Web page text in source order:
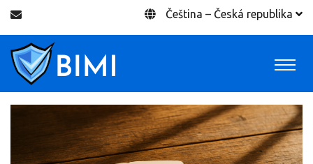
Čeština – Česká republika